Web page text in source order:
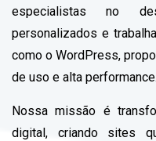
especialistas no
personalizados e
como o WordPress,
de uso e alta performance.
Nossa missão é
digital, criando sites